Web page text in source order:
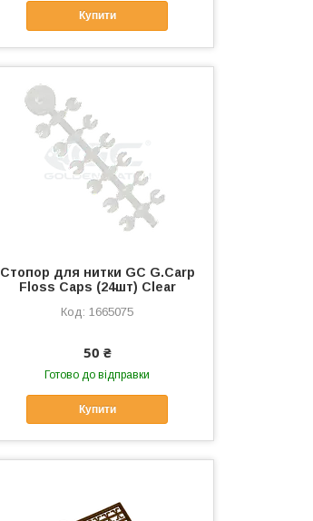
Купити
Стопор для нитки GC G.Carp
Floss Caps (24шт) Clear
1665075
50 ₴
Готово до відправки
Купити